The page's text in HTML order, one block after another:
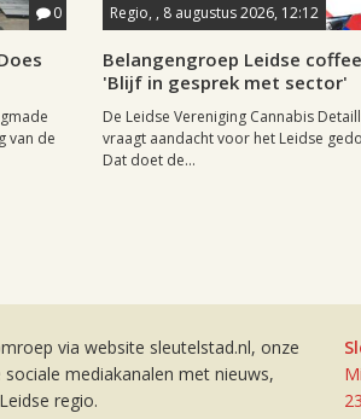
0
van de
Regio, , 8 augustus 2026, 12:12
Belangengroep Leidse
'Blijf in gesprek met sector'
De Leidse Vereniging Cannabis
vraagt aandacht voor het Leidse
Dat doet de...
via website sleutelstad.nl, onze
mediakanalen met nieuws,
regio.